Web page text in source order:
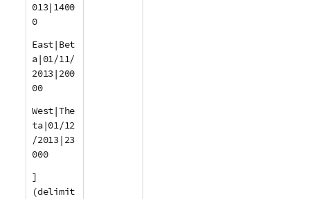
013|1400
0
East|Bet
a|01/11/
2013|200
00
West|The
ta|01/12
/2013|23
000
]
(delimit